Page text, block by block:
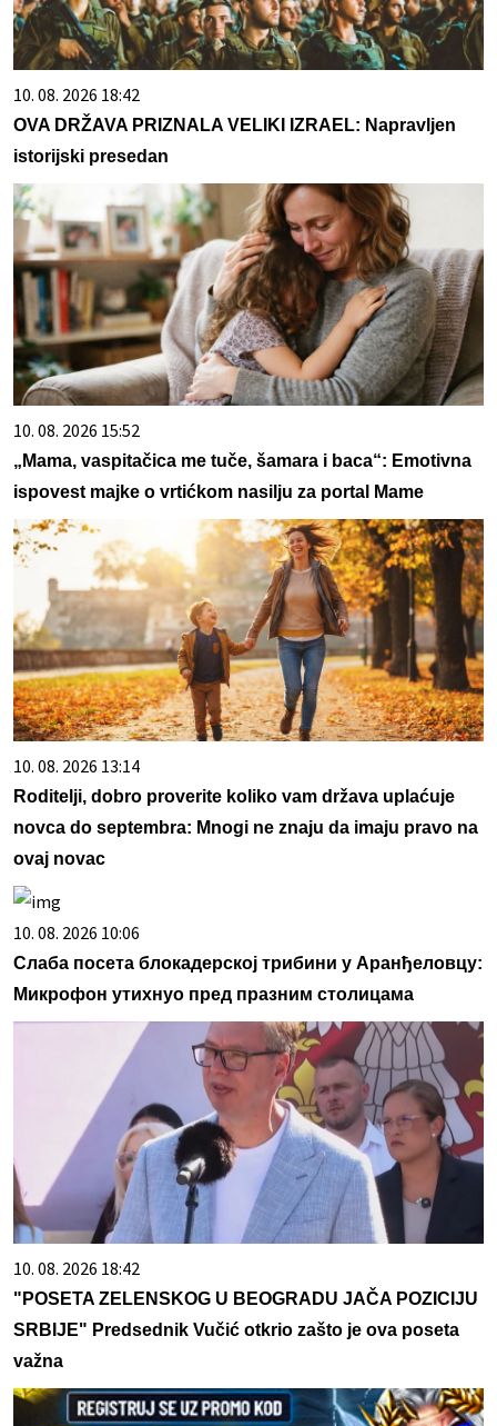
10. 08. 2026 18:42
OVA DRŽAVA PRIZNALA VELIKI IZRAEL: Napravljen
istorijski presedan
10. 08. 2026 15:52
„Mama, vaspitačica me tuče, šamara i baca“: Emotivna
ispovest majke o vrtićkom nasilju za portal Mame
10. 08. 2026 13:14
Roditelji, dobro proverite koliko vam država uplaćuje
novca do septembra: Mnogi ne znaju da imaju pravo na
ovaj novac
10. 08. 2026 10:06
Слаба посета блокадерској трибини у Аранђеловцу:
Микрофон утихнуо пред празним столицама
10. 08. 2026 18:42
"POSETA ZELENSKOG U BEOGRADU JAČA POZICIJU
SRBIJE" Predsednik Vučić otkrio zašto je ova poseta
važna